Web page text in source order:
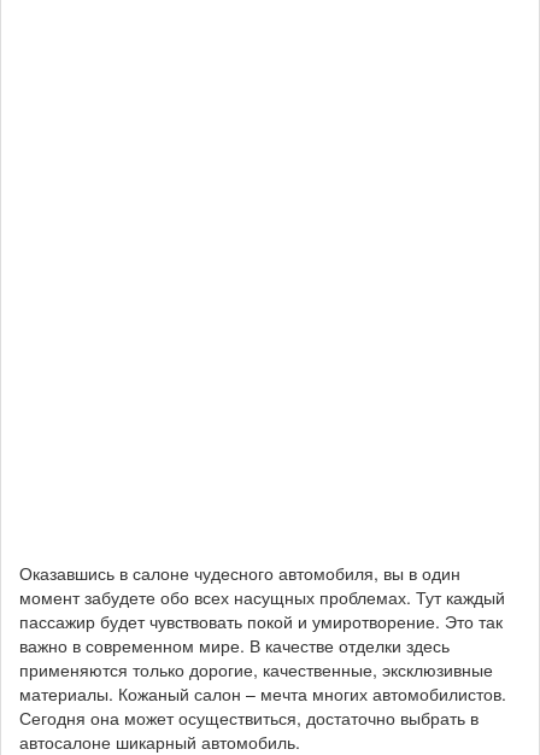
Оказавшись в салоне чудесного автомобиля, вы в один
момент забудете обо всех насущных проблемах. Тут каждый
пассажир будет чувствовать покой и умиротворение. Это так
важно в современном мире. В качестве отделки здесь
применяются только дорогие, качественные, эксклюзивные
материалы. Кожаный салон – мечта многих автомобилистов.
Сегодня она может осуществиться, достаточно выбрать в
автосалоне шикарный автомобиль.